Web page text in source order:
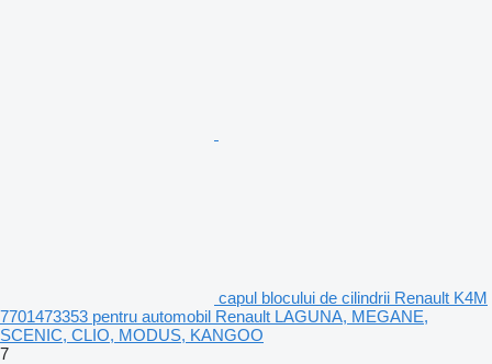
capul blocului de cilindrii Renault K4M
7701473353 pentru automobil Renault LAGUNA, MEGANE,
SCENIC, CLIO, MODUS, KANGOO
7